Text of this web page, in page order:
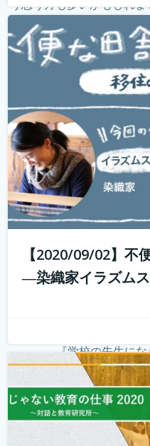
う思う方も多いかもしれ
らし」では、田舎
【2020/09/02】不
―染織家イラズム
こんにちは！ 学校じゃな
味がありますか？ 子ども
『学校の先生に